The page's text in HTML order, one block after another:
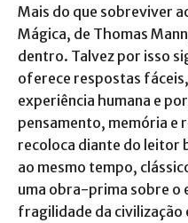
Mais do que sobreviver
Mágica, de Thomas
dentro. Talvez por isso
oferece respostas
experiência humana e
pensamento, memória e
recoloca diante do leitor
ao mesmo tempo,
uma obra-prima sobre o
fragilidade da civilização